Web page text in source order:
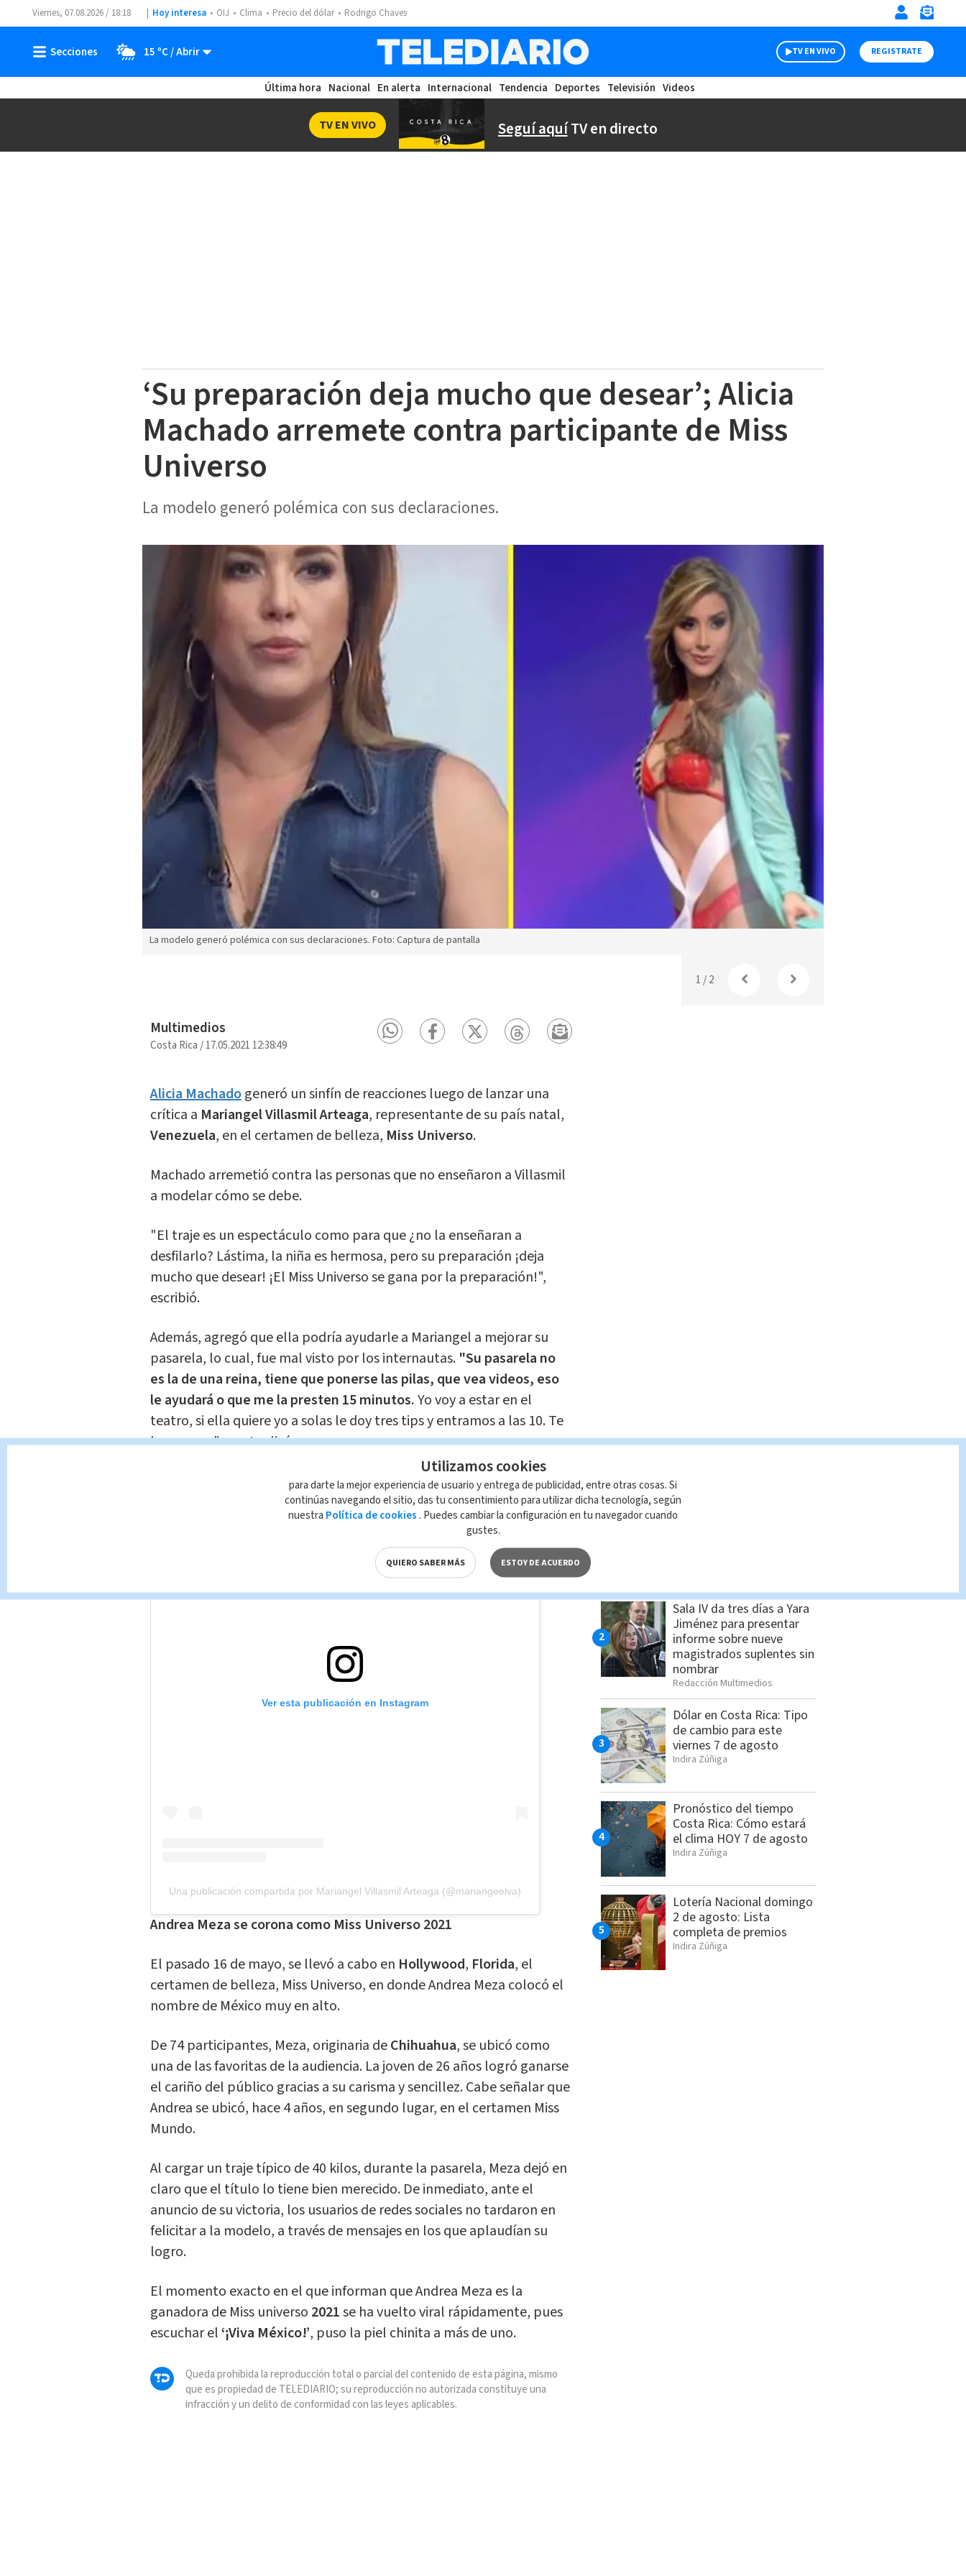
Viernes, 07.08.2026 / 18:18 Hoy interesa OIJ Clima Precio del dólar Rodrigo Chaves
15 ºC TV EN VIVO REGISTRATE
Última hora Nacional En alerta Internacional Tendencia Deportes Televisión Videos
Seguí aquíTV en directo
TV EN VIVO
‘Su preparación deja mucho que desear’; Alicia
Machado arremete contra participante de Miss
Universo
La modelo generó polémica con sus declaraciones.
La modelo generó polémica con sus declaraciones. Foto: Captura de pantalla
1 /2
Multimedios
Costa Rica/17.05.2021 12:38:49
Alicia Machadogeneró un sinfín de reacciones luego de lanzar una
crítica a Mariangel Villasmil Arteaga, representante de su país natal,
Venezuela, en el certamen de belleza, Miss Universo.
Machado arremetió contra las personas que no enseñaron a Villasmil
a modelar cómo se debe.
"El traje es un espectáculo como para que ¿no la enseñaran a
desfilarlo? Lástima, la niña es hermosa, pero su preparación ¡deja
mucho que desear! ¡El Miss Universo se gana por la preparación!",
escribió.
Además, agregó que ella podría ayudarle a Mariangel a mejorar su
pasarela, lo cual, fue mal visto por los internautas. "Su pasarela no
es la de una reina, tiene que ponerse las pilas, que vea videos, eso
le ayudará o que me la presten 15 minutos.Yo voy a estar en el
teatro, si ella quiere yo a solas le doy tres tips y entramos a las 10. Te
lo aseguro", puntualizó.
Ver esta publicación en Instagram
Una publicación compartida por Mariangel Villasmil Arteaga (@mariangeelva)
Andrea Meza se corona como Miss Universo 2021
El pasado 16 de mayo, se llevó a cabo en Hollywood, Florida, el
certamen de belleza, Miss Universo, en donde Andrea Meza colocó el
nombre de México muy en alto.
De 74 participantes, Meza, originaria deChihuahua, se ubicó como
una de las favoritas de la audiencia. La joven de 26 años logró ganarse
el cariño del público gracias a su carisma y sencillez. Cabe señalar que
Andrea se ubicó, hace 4 años, en segundo lugar, en el certamen Miss
Mundo.
Al cargar un traje típico de 40 kilos, durante la pasarela, Meza dejó en
claro que el título lo tiene bien merecido. De inmediato, ante el
anuncio de su victoria, los usuarios de redes sociales no tardaron en
felicitar a la modelo, a través de mensajes en los que aplaudían su
logro.
El momento exacto en el que informan que Andrea Meza es la
ganadora de Miss universo 2021se ha vuelto viral rápidamente, pues
escuchar el‘¡Viva México!’, puso la piel chinita a más de uno.
Queda prohibida la reproducción total o parcial del contenido de esta página, mismo
que es propiedad de TELEDIARIO; su reproducción no autorizada constituye una
infracción y un delito de conformidad con las leyes aplicables.
LO MÁS BUSCADO
Hombre asesinado en
Sala IV da tres días a Yara
Jiménez para presentar
informe sobre nueve
magistrados suplentes sin
nombrar
Redacción Multimedios
Dólar en Costa Rica: Tipo
de cambio para este
viernes 7 de agosto
Indira Zúñiga
Pronóstico del tiempo
Costa Rica: Cómo estará
el clima HOY 7 de agosto
Indira Zúñiga
Lotería Nacional domingo
2 de agosto: Lista
completa de premios
Indira Zúñiga
Utilizamos cookies
para darte la mejor experiencia de usuario y entrega de publicidad, entre otras cosas. Si
continúas navegando el sitio, das tu consentimiento para utilizar dicha tecnología, según
nuestra Política de cookies . Puedes cambiar la configuración en tu navegador cuando
gustes.
QUIERO SABER MÁS ESTOY DE ACUERDO